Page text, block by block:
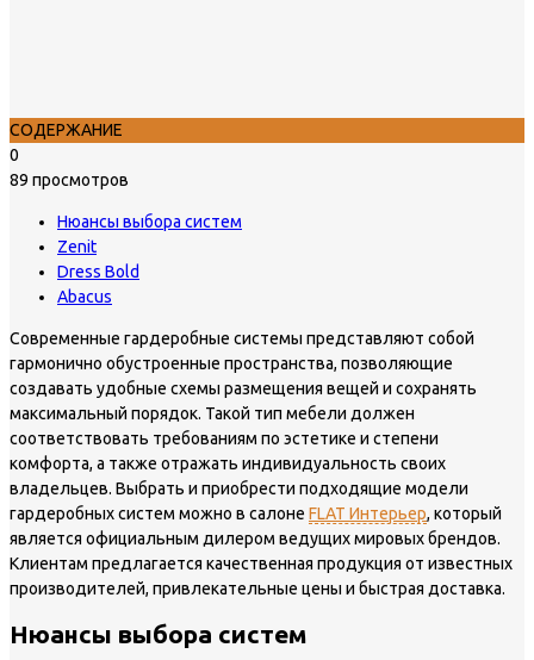
СОДЕРЖАНИЕ
0
89 просмотров
Нюансы выбора систем
Zenit
Dress Bold
Abacus
Современные гардеробные системы представляют собой
гармонично обустроенные пространства, позволяющие
создавать удобные схемы размещения вещей и сохранять
максимальный порядок. Такой тип мебели должен
соответствовать требованиям по эстетике и степени
комфорта, а также отражать индивидуальность своих
владельцев. Выбрать и приобрести подходящие модели
гардеробных систем можно в салоне FLAT Интерьер, который
является официальным дилером ведущих мировых брендов.
Клиентам предлагается качественная продукция от известных
производителей, привлекательные цены и быстрая доставка.
Нюансы выбора систем